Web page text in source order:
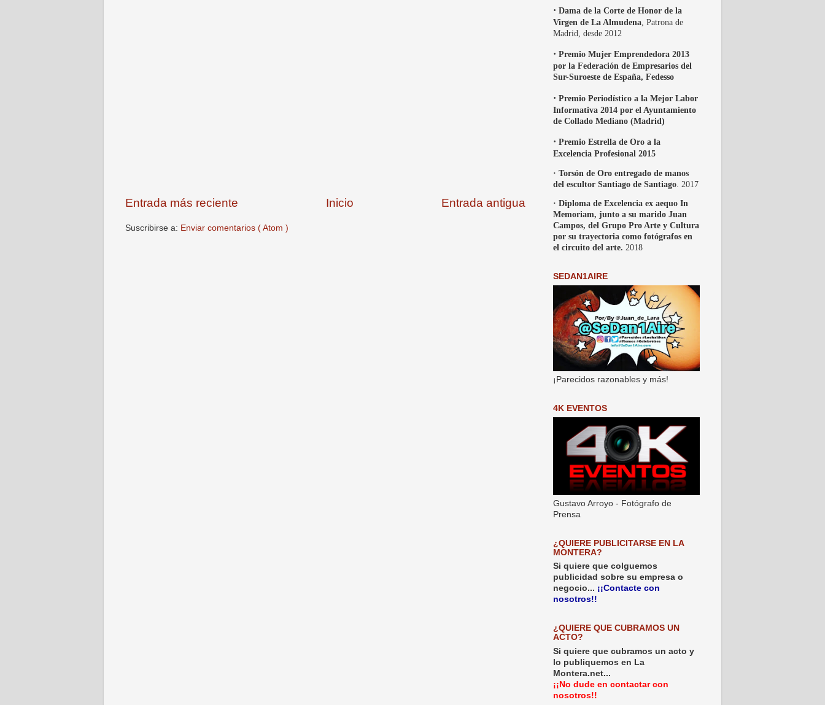
Entrada más reciente Entrada antigua
Inicio
Suscribirse a: Enviar comentarios ( Atom )
· Dama de la Corte de Honor de la
Virgen de La Almudena , Patrona de
Madrid, desde 2012
· Premio Mujer Emprendedora 2013
por la Federación de Empresarios del
Sur-Suroeste de España, Fedesso
· Premio Periodístico a la Mejor Labor
Informativa 2014 por el Ayuntamiento
de Collado Mediano (Madrid)
· Premio Estrella de Oro a la
Excelencia Profesional 2015
· Torsón de Oro entregado de manos
del escultor Santiago de Santiago . 2017
· Diploma de Excelencia ex aequo In
Memoriam, junto a su marido Juan
Campos, del Grupo Pro Arte y Cultura
por su trayectoria como fotógrafos en
el circuito del arte. 2018
SEDAN1AIRE
¡Parecidos razonables y más!
4K EVENTOS
Gustavo Arroyo - Fotógrafo de
Prensa
¿QUIERE PUBLICITARSE EN LA
MONTERA?
Si quiere que colguemos
publicidad sobre su empresa o
negocio... ¡¡Contacte con
nosotros!!
¿QUIERE QUE CUBRAMOS UN
ACTO?
Si quiere que cubramos un acto y
lo publiquemos en La
Montera.net...
¡¡No dude en contactar con
nosotros!!